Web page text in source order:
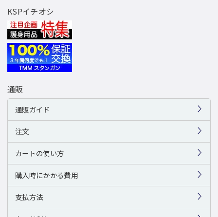
KSPイチオシ
通販
通販ガイド
注文
カートの使い方
購入時にかかる費用
支払方法